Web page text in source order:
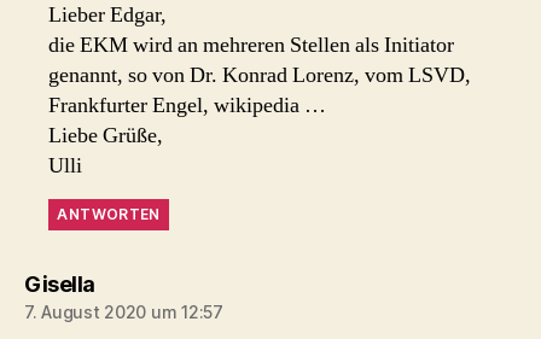
Lieber Edgar,
die EKM wird an mehreren Stellen als Initiator
genannt, so von Dr. Konrad Lorenz, vom LSVD,
Frankfurter Engel, wikipedia …
Liebe Grüße,
Ulli
ANTWORTEN
Gisellasagt:
7. August 2020 um 12:57